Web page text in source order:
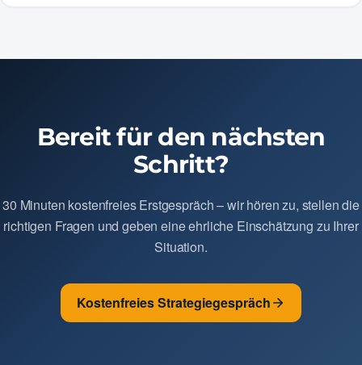
Bereit für den nächsten
Schritt?
30 Minuten kostenfreies Erstgespräch – wir hören zu, stellen die
richtigen Fragen und geben eine ehrliche Einschätzung zu Ihrer
Situation.
Kostenfreies Strategiegespräch